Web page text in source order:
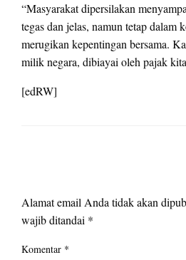
“Masyarakat dipersilakan
tegas dan jelas, namun tetap dalam
merugikan kepentingan bersama.
milik negara, dibiayai oleh pajak
[edRW]
Alamat email Anda tidak akan
wajib ditandai *
Komentar *